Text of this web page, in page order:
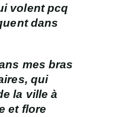
volent pcq
dans
mes bras
qui
la ville à
et flore